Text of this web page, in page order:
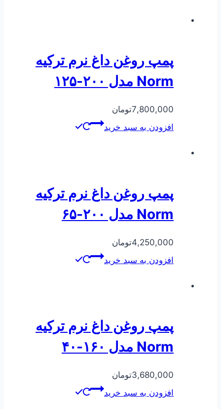
پمپ روغن داغ نرم ترکیه
Norm مدل ۲۰۰-۱۲۵
7,800,000تومان
افزودن به سبد خرید
پمپ روغن داغ نرم ترکیه
Norm مدل ۲۰۰-۶۵
4,250,000تومان
افزودن به سبد خرید
پمپ روغن داغ نرم ترکیه
Norm مدل ۱۶۰-۴۰
3,680,000تومان
افزودن به سبد خرید